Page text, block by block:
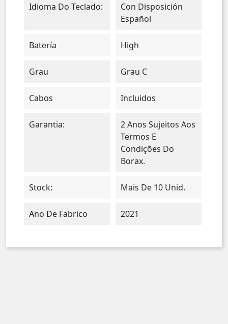
Idioma Do Teclado:
Con Disposición
Español
Batería High
Grau Grau C
Cabos Incluidos
Garantia:
2 Anos Sujeitos Aos
Termos E
Condições Do
Borax.
Stock: Mais De 10 Unid.
Ano De Fabrico 2021